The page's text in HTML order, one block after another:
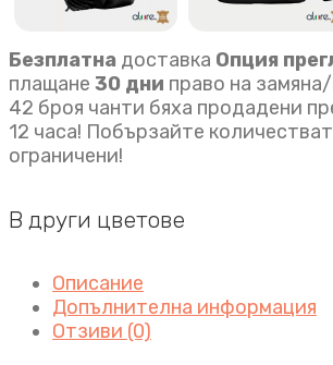
Безплатна доставка Опция
плащане 30 дни право на
42 броя чанти бяха продадени
12 часа! Побързайте
ограничени!
В други цветове
Описание
Допълнителна информация
Отзиви (0)